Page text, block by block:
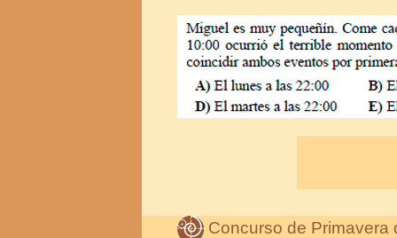
Concurso de Primavera